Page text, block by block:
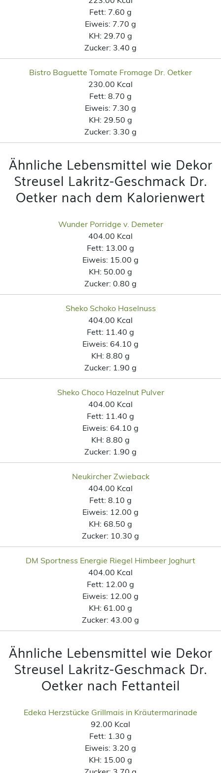
Fett: 7.60 g
Eiweis: 7.70 g
KH: 29.70 g
Zucker: 3.40 g
Bistro Baguette Tomate Fromage Dr. Oetker
230.00 Kcal
Fett: 8.70 g
Eiweis: 7.30 g
KH: 29.50 g
Zucker: 3.30 g
Ähnliche Lebensmittel wie Dekor
Streusel Lakritz-Geschmack Dr.
Oetker nach dem Kalorienwert
Wunder Porridge v. Demeter
404.00 Kcal
Fett: 13.00 g
Eiweis: 15.00 g
KH: 50.00 g
Zucker: 0.80 g
Sheko Schoko Haselnuss
404.00 Kcal
Fett: 11.40 g
Eiweis: 64.10 g
KH: 8.80 g
Zucker: 1.90 g
Sheko Choco Hazelnut Pulver
404.00 Kcal
Fett: 11.40 g
Eiweis: 64.10 g
KH: 8.80 g
Zucker: 1.90 g
Neukircher Zwieback
404.00 Kcal
Fett: 8.10 g
Eiweis: 12.00 g
KH: 68.50 g
Zucker: 10.30 g
DM Sportness Energie Riegel Himbeer Joghurt
404.00 Kcal
Fett: 12.00 g
Eiweis: 12.00 g
KH: 61.00 g
Zucker: 43.00 g
Ähnliche Lebensmittel wie Dekor
Streusel Lakritz-Geschmack Dr.
Oetker nach Fettanteil
Edeka Herzstücke Grillmais in Kräutermarinade
92.00 Kcal
Fett: 1.30 g
Eiweis: 3.20 g
KH: 15.00 g